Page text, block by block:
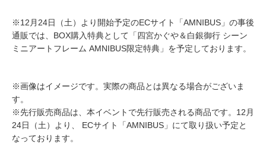
※12月24日（土）より開始予定のECサイト「AMNIBUS」の事後
通販では、BOX購入特典として「四宮かぐや＆白銀御行 シーン
ミニアートフレーム AMNIBUS限定特典」を予定しております。
※画像はイメージです。実際の商品とは異なる場合がございま
す。
※先行販売商品は、本イベントで先行販売される商品です。12月
24日（土）より、 ECサイト「AMNIBUS」にて取り扱い予定と
なっております。